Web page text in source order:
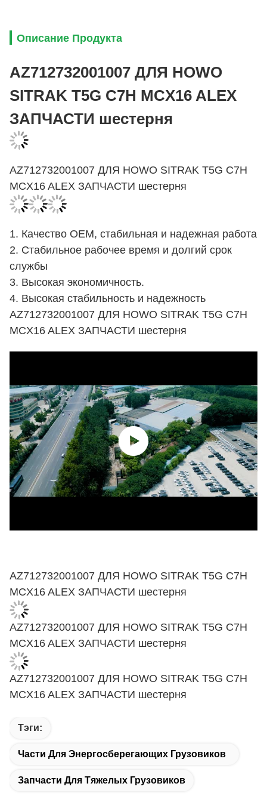
Описание Продукта
AZ712732001007 ДЛЯ HOWO
SITRAK T5G C7H MCX16 ALEX
ЗАПЧАСТИ шестерня
AZ712732001007 ДЛЯ HOWO SITRAK T5G C7H
MCX16 ALEX ЗАПЧАСТИ шестерня